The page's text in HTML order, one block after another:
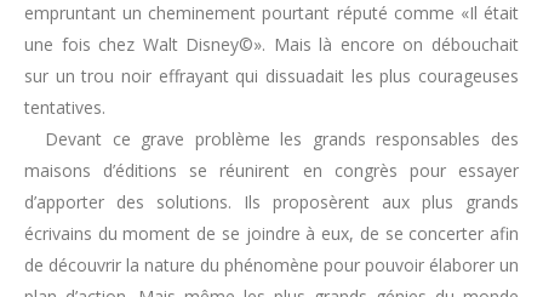
empruntant un cheminement pourtant réputé comme «Il était
une fois chez Walt Disney©». Mais là encore on débouchait
sur un trou noir effrayant qui dissuadait les plus courageuses
tentatives.
Devant ce grave problème les grands responsables des
maisons d’éditions se réunirent en congrès pour essayer
d’apporter des solutions. Ils proposèrent aux plus grands
écrivains du moment de se joindre à eux, de se concerter afin
de découvrir la nature du phénomène pour pouvoir élaborer un